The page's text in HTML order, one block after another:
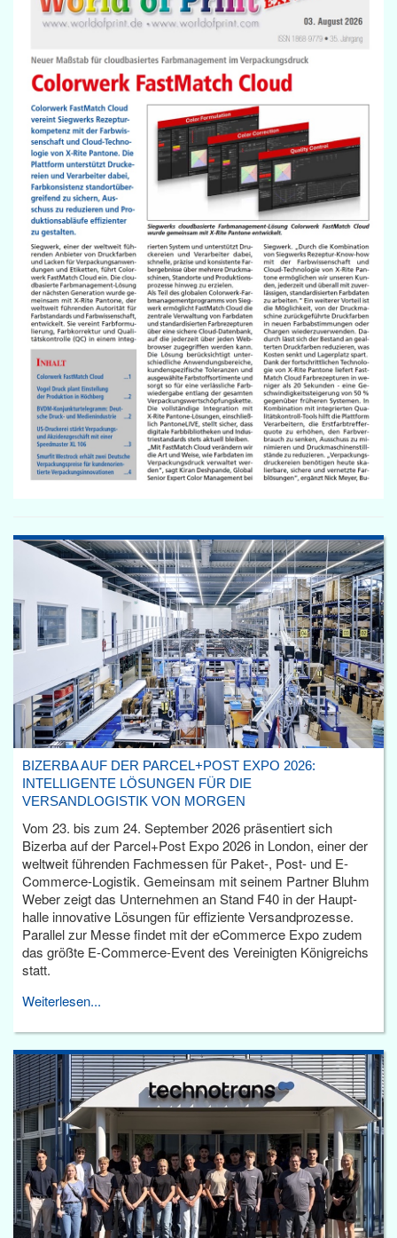
BIZERBA AUF DER PARCEL+POST EXPO 2026:
INTELLIGENTE LÖSUNGEN FÜR DIE
VERSANDLOGISTIK VON MORGEN
Vom 23. bis zum 24. September 2026 präsentiert sich
Bizerba auf der Parcel+Post Expo 2026 in London, einer der
weltweit führenden Fachmessen für Paket-, Post- und E-
Commerce-Logistik. Gemeinsam mit seinem Partner Bluhm
Weber zeigt das Unternehmen an Stand F40 in der Haupt­
halle innovative Lösungen für effiziente Versandprozesse.
Parallel zur Messe findet mit der eCommerce Expo zudem
das größte E-Commerce-Event des Vereinigten Königreichs
statt.
Weiterlesen...